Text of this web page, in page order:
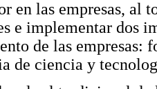
en las empresas, al
e implementar dos
de las empresas:
de ciencia y